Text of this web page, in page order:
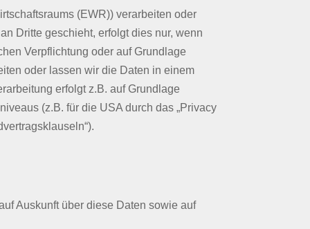
(EWR)) verarbeiten oder
Dritte geschieht, erfolgt dies nur, wenn
Verpflichtung oder auf Grundlage
oder lassen wir die Daten in einem
erfolgt z.B. auf Grundlage
(z.B. für die USA durch das „Privacy
Auskunft über diese Daten sowie auf